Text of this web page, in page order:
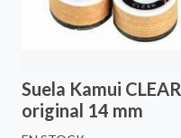
Suela Kamui CLEAR
original 14 mm